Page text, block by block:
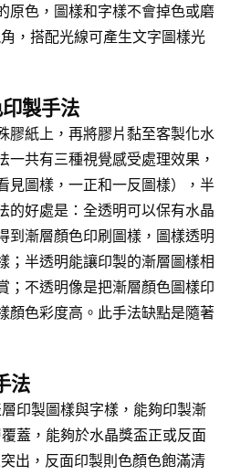
原色，圖樣和字樣不會掉色或磨
，搭配光線可產生文字圖樣光
製手法
膠紙上，再將膠片黏至客製化水
一共有三種視覺感受處理效果，
見圖樣，一正和一反圖樣），半
的好處是：全透明可以保有水晶
到漸層顏色印刷圖樣，圖樣透明
；半透明能讓印製的漸層圖樣相
；不透明像是把漸層顏色圖樣印
顏色彩度高。此手法缺點是隨著
法
印製圖樣與字樣，能夠印製漸
蓋，能夠於水晶獎盃正或反面
出，反面印製則色顏色飽滿清